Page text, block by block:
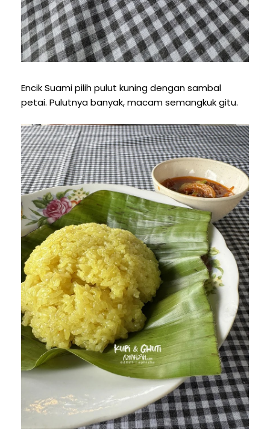
Encik Suami pilih pulut kuning dengan sambal
petai. Pulutnya banyak, macam semangkuk gitu.